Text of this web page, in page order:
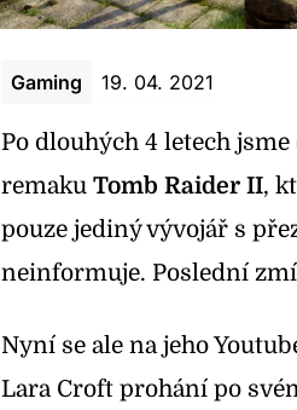
Gaming 19. 04. 2021
Po dlouhých 4 letech
remaku Tomb Raider II,
pouze jediný vývojář s
neinformuje. Poslední
Nyní se ale na jeho
Lara Croft prohání po